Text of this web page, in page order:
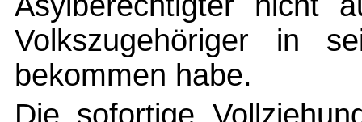
Volkszugehöriger in
bekommen habe.
Die sofortige